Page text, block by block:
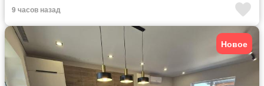
9 часов назад
Новое